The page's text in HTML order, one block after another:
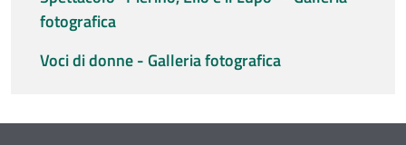
fotografica
Voci di donne - Galleria fotografica